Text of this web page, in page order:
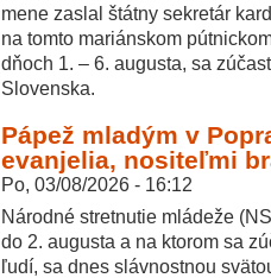
mene zaslal štátny sekretár
na tomto mariánskom
dňoch 1. – 6. augusta, sa
Slovenska.
Pápež mladým v
evanjelia, nositeľmi
Po, 03/08/2026 - 16:12
Národné stretnutie mládeže
do 2. augusta a na ktorom sa
ľudí, sa dnes slávnostnou